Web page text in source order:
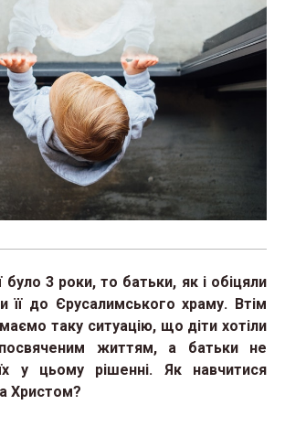
було 3 роки, то батьки, як і обіцяли
її до Єрусалимського храму. Втім
маємо таку ситуацію, що діти хотіли
життям, а батьки не
у цьому рішенні. Як навчитися
Христом?